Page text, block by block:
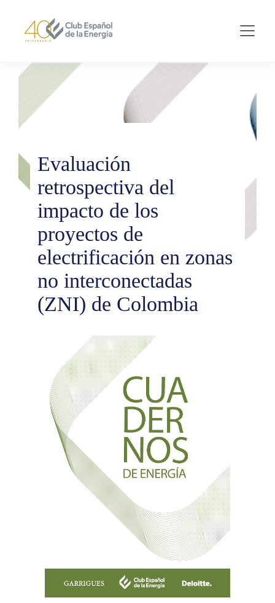
Evaluación
retrospectiva del
impacto de los
proyectos de
electrificación en zonas
no interconectadas
(ZNI) de Colombia